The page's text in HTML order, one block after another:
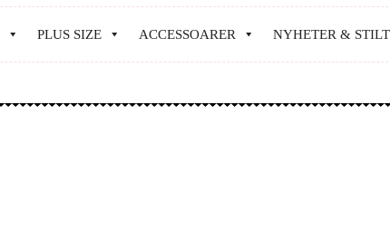
PLUS SIZE ACCESSOARER NYHETER &